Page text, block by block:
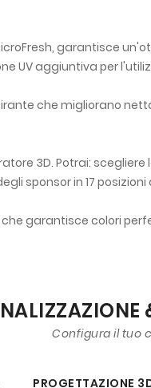
garantisce
UV aggiuntiva per
che migliorano
3D. Potrai:
sponsor in 17 posizioni
garantisce colori
Configura il tuo
PROGETTAZIONE